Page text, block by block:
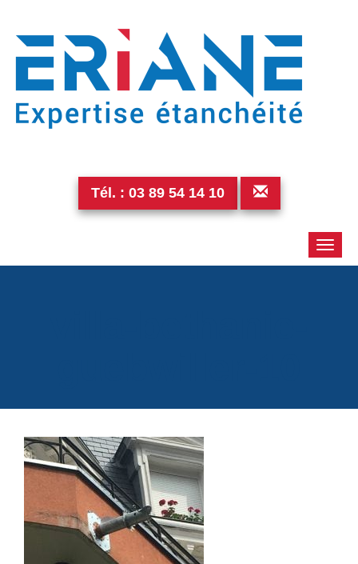
Tél. : 03 89 54 14 10
Toggle